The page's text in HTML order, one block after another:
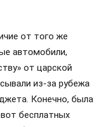
от того же
автомобили,
от царской
из-за рубежа
Конечно, была
бесплатных